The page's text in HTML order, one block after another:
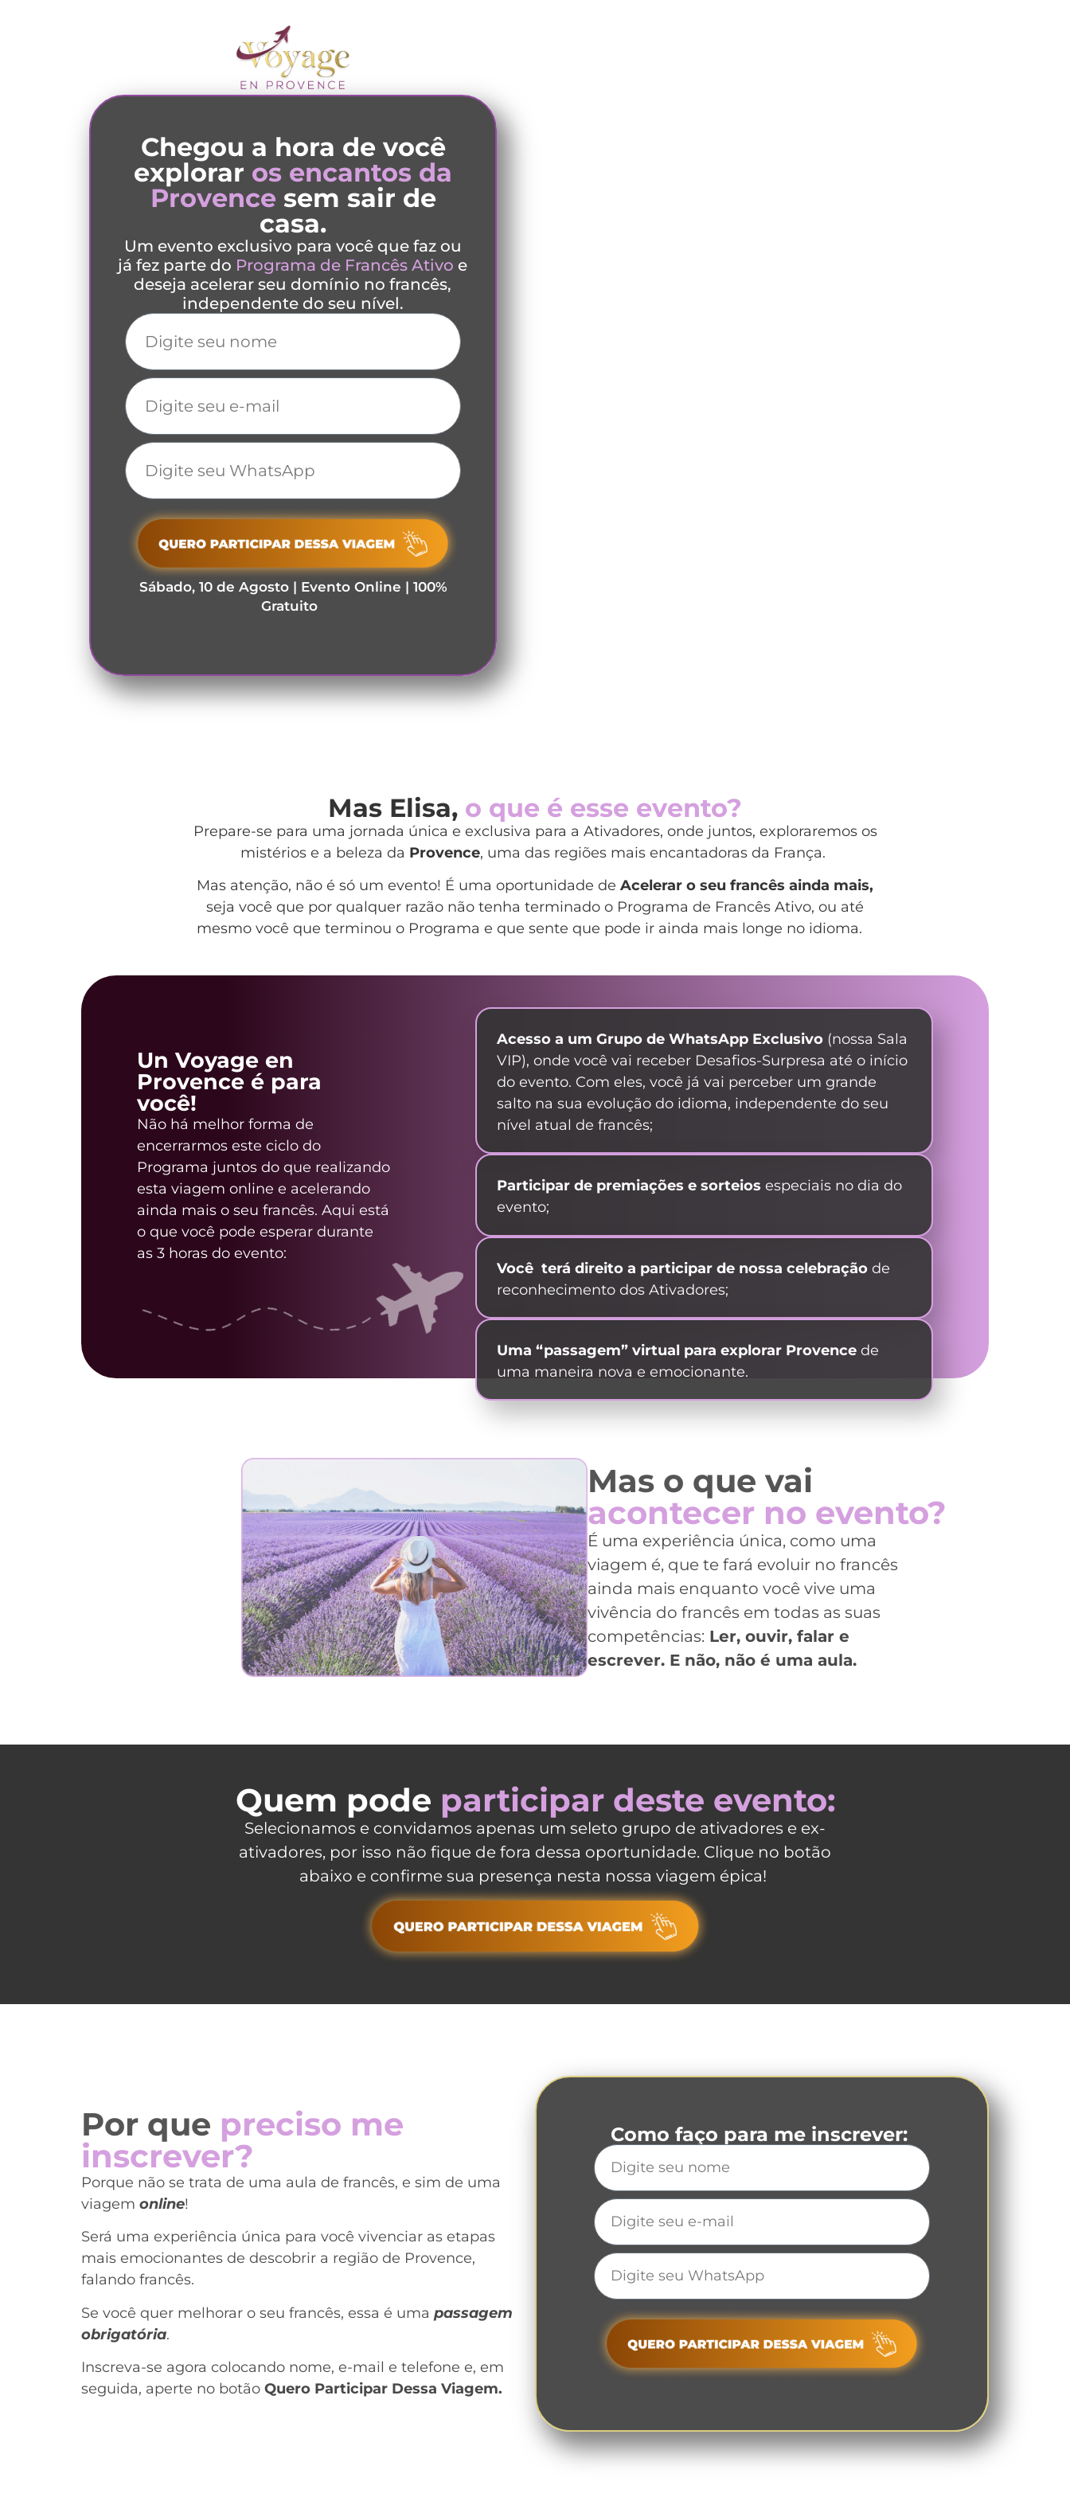
Chegou a hora de você
explorar os encantos da
Provence sem sair de
casa.
Um evento exclusivo para você que faz ou
já fez parte do Programa de Francês Ativo e
deseja acelerar seu domínio no francês,
independente do seu nível.
Sábado, 10 de Agosto| Evento Online | 100%
Gratuito
Mas Elisa, o que é esse evento?
Prepare-se para uma jornada única e exclusiva para a Ativadores, onde juntos, exploraremos os
mistérios e a beleza da Provence, uma das regiões mais encantadoras da França.
Mas atenção, não é só um evento! É uma oportunidade de Acelerar o seu francês ainda mais,
seja você que por qualquer razão não tenha terminado o Programa de Francês Ativo, ou até
mesmo você que terminou o Programa e que sente que pode ir ainda mais longe no idioma.
Un Voyage en
Provence é para
você!
Não há melhor forma de
encerrarmos este ciclo do
Programa juntos do que realizando
esta viagem online e acelerando
ainda mais o seu francês. Aqui está
o que você pode esperar durante
as 3 horas do evento:
Acesso a um Grupo de WhatsApp Exclusivo (nossa Sala
VIP), onde você vai receber Desafios-Surpresa até o início
do evento. Com eles, você já vai perceber um grande
salto na sua evolução do idioma, independente do seu
nível atual de francês;
Participar de premiações e sorteiosespeciais no dia do
evento;
Você terá direito a participar de nossa celebração de
reconhecimento dos Ativadores;
Uma “passagem” virtual para explorar Provence de
uma maneira nova e emocionante.
Mas o que vai
acontecer no evento?
É uma experiência única, como uma
viagem é, que te fará evoluir no francês
ainda mais enquanto você vive uma
vivência do francês em todas as suas
competências: Ler, ouvir, falar e
escrever. E não, não é uma aula.
Quem pode participar deste evento:
Selecionamos e convidamos apenas um seleto grupo de ativadores e ex-
ativadores, por isso não fique de fora dessa oportunidade. Clique no botão
abaixo e confirme sua presença nesta nossa viagem épica!
Por que preciso me
inscrever?
Porque não se trata de uma aula de francês, e sim de uma
viagem online!
Será uma experiência única para você vivenciar as etapas
mais emocionantes de descobrir a região de Provence,
falando francês.
Se você quer melhorar o seu francês, essa é uma passagem
obrigatória.
Inscreva-se agora colocando nome, e-mail e telefone e, em
seguida, aperte no botão Quero Participar Dessa Viagem.
Como faço para me inscrever: